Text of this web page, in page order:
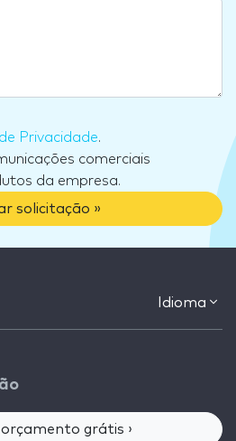
Privacidade.
comerciais
da empresa.
solicitação »
Idioma
orçamento grátis ›